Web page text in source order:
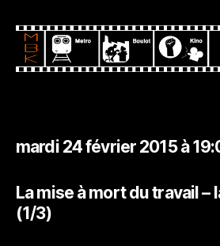
mardi 24 février 2015 à
La mise à mort du travail –
(1/3)